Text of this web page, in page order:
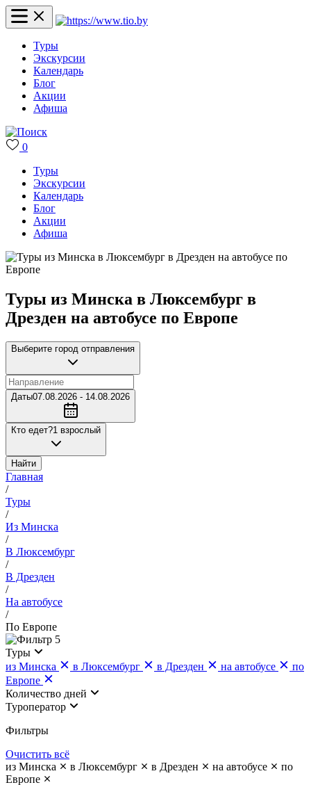
Туры
Экскурсии
Календарь
Блог
Акции
Афиша
0
Туры
Экскурсии
Календарь
Блог
Акции
Афиша
Туры из Минска в Люксембург в
Дрезден на автобусе по Европе
Выберите город отправления
Даты07.08.2026 - 14.08.2026
Кто едет?1 взрослый
Найти
Главная
/
Туры
/
Из Минска
/
В Люксембург
/
В Дрезден
/
На автобусе
/
По Европе
5
Туры
из Минска
в Люксембург в Дрезден на автобусе
по
Европе
Количество дней
Туроператор
Фильтры
Очистить всё
из Минска
в Люксембург в Дрезден на автобусе
по
Европе